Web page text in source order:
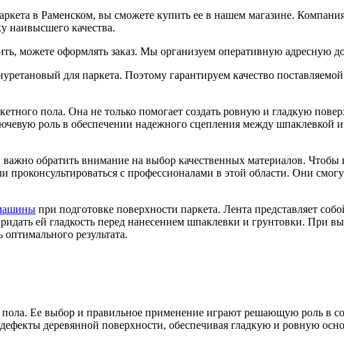
в Раменском, вы сможете купить ее в нашем магазине.
наивысшего качества.
можете оформлять заказ. Мы организуем оперативную адресную
для паркета. Поэтому гарантируем качество
пола. Она не только помогает создать ровную и гладкую
роль в обеспечении надежного сцепления между шпаклевкой
обратить внимание на выбор качественных материалов.
с профессионалами в этой области. Они
при подготовке поверхности паркета. Лента представляет
ей гладкость перед нанесением шпаклевки и грунтовки. При
результата.
Ее выбор и правильное применение играют решающую роль в
деревянной поверхности, обеспечивая гладкую и ровную